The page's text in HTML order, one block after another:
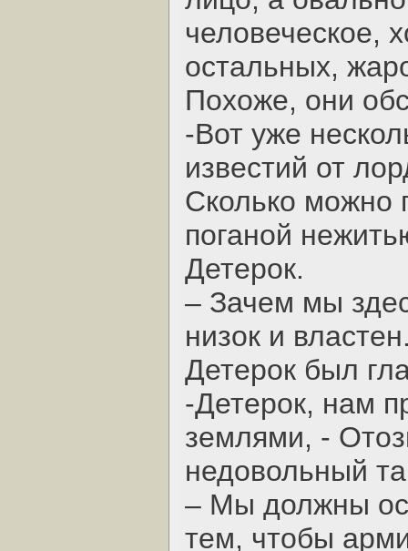
человеческое,
остальных,
Похоже, они
-Вот уже
известий от
Сколько можно
поганой
Детерок.
– Зачем мы
низок и
Детерок был
-Детерок, нам
землями, -
недовольный
– Мы должны
тем, чтобы